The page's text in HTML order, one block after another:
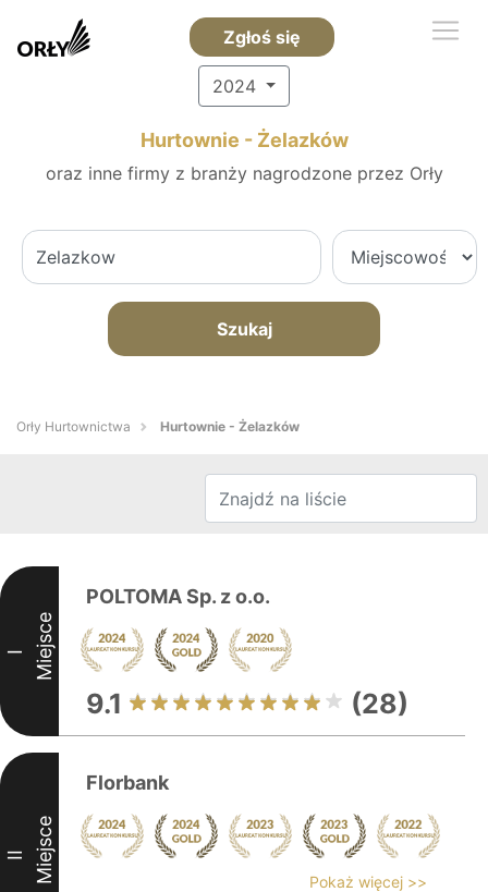
Zgłoś się
2024
Hurtownie - Żelazków
oraz inne firmy z branży nagrodzone przez Orły
Szukaj
Orły Hurtownictwa Hurtownie - Żelazków
I Miejsce
POLTOMA Sp. z o.o.
9.1 (28)
II Miejsce
Florbank
Pokaż więcej >>